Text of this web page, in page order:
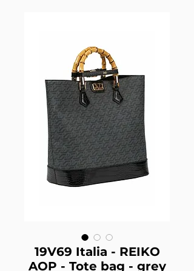
19V69 Italia - REIKO
AOP - Tote bag - grey